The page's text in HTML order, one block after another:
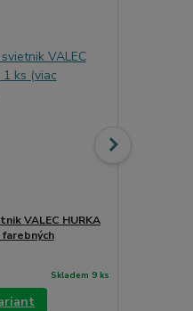
VALEC HURKA
farebných
Skladem 9 ks